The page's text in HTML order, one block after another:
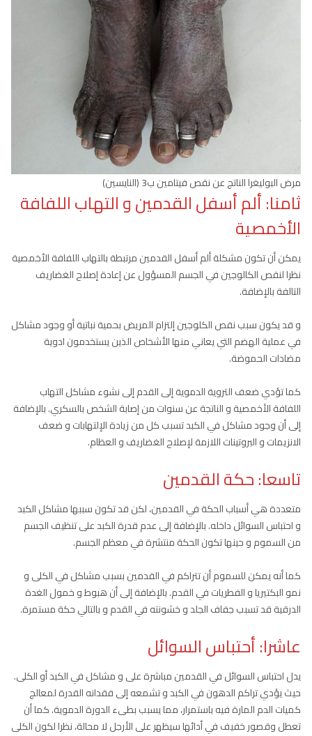
مرض البوليغرا الناتج عن نقص فيتامين ب3 (النايسين)
ثامنا: ألم أسفل القدمين و التهاب اللفافة
الأخمصية
يمكن أن تكون مشكلة ألم أسفل القدمين مرتبطة بالتهاب اللفافة الأخمصية
نظرا لنقص الكالوجين في الجسم المسؤول عن إعادة إصلاح الغضاريف
التالفة بالإضافة.
و قد يكون سبب نقص الكلوجين إلتزام المريض بحمية نباتية أو وجود مشاكل
في عملية الهضم التي يعاني منها الأشخاص الذين يستخدمون ادوية
مضادات الحموضة.
كما تؤدي ضعف التروية الدموية إلى القدم إلى نشوء مشاكل التهاب
اللفافة الأخمصية و الناتجة عن سنوات من إصابة الشخص بالسكري. بالإضافة
إلى أن وجود مشاكل في الكبد تسبب كل من زيادة الإلتهابات و ضعف
الانزيمات و البروتينات اللازمة لإصلاح الغضاريف و العظام.
تاسعا: حكة القدمين
متعددة هي أسباب الحكة في القدمين، لكن قد تكون سببها مشاكل الكبد
و احتباس السوائل داخله. بالإضافة إلى عدم قدرة الكبد على تنظيف الجسم
من السموم و حينها تكون الحكة منتشرة في معظم الجسم.
كما أنه يمكن للسموم أن تتراكم في القدمين بسبب مشاكل في الكلى و
نمو البكتيريا و الفطريات في القدم. بالإضافة إلى أن هبوط و خمول الغدة
الدرقية قد تسبب جفاف الجلد و خشونته في القدم و بالتالي حكة مستمرة.
عاشرا: أحتباس السوائل
يدل احتباس السوائل في القدمين مباشرة على و مشاكل في الكبد أو الكلى.
حيث يؤدي تراكم الدهون في الكبد و تشمعه إلى فقدانه القدرة لمعالج
كميات الدم المارة فيه باستمرار، مما يسبب بطىء الدورة الدموية. كما أن
تعطل وقصور خفيف في أدائها سيظهر على الأرجل لا محالة، نظرا لكون الكلى